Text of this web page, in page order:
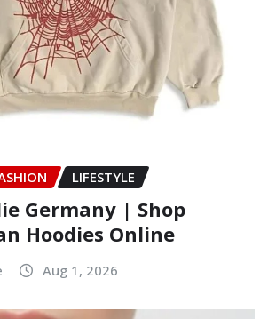
LIFESTYLE
Germany | Shop
Hoodies Online
Aug 1, 2026